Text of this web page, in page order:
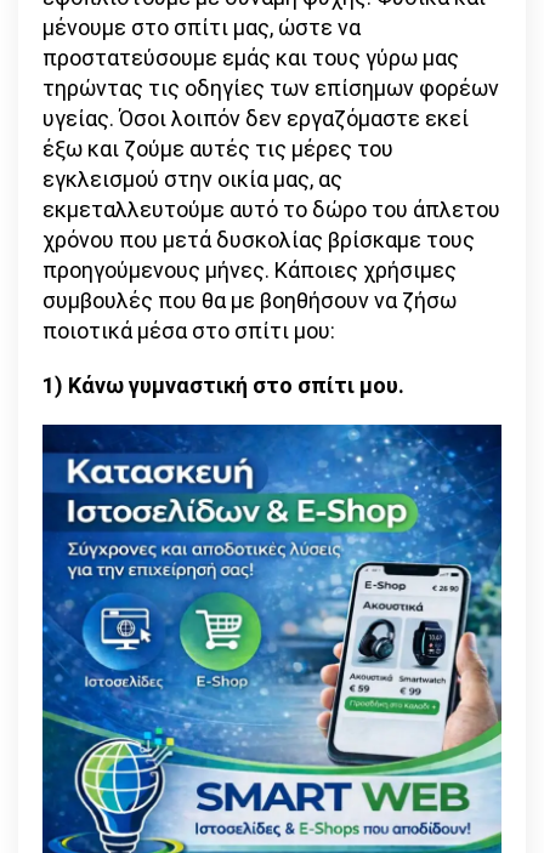
μένουμε στο σπίτι μας, ώστε να
προστατεύσουμε εμάς και τους γύρω μας
τηρώντας τις οδηγίες των επίσημων φορέων
υγείας. Όσοι λοιπόν δεν εργαζόμαστε εκεί
έξω και ζούμε αυτές τις μέρες του
εγκλεισμού στην οικία μας, ας
εκμεταλλευτούμε αυτό το δώρο του άπλετου
χρόνου που μετά δυσκολίας βρίσκαμε τους
προηγούμενους μήνες. Κάποιες χρήσιμες
συμβουλές που θα με βοηθήσουν να ζήσω
ποιοτικά μέσα στο σπίτι μου:
1) Κάνω γυμναστική στο σπίτι μου.